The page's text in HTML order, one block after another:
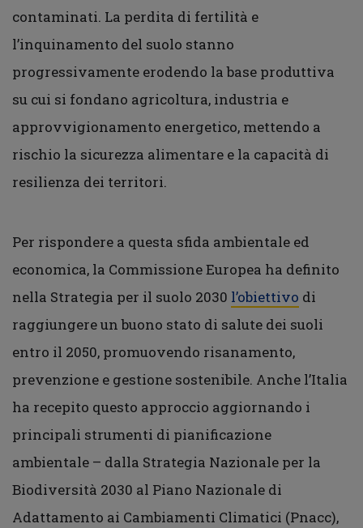
contaminati. La perdita di fertilità e
l’inquinamento del suolo stanno
progressivamente erodendo la base produttiva
su cui si fondano agricoltura, industria e
approvvigionamento energetico, mettendo a
rischio la sicurezza alimentare e la capacità di
resilienza dei territori.
Per rispondere a questa sfida ambientale ed
economica, la Commissione Europea ha definito
nella Strategia per il suolo 2030 l’obiettivo di
raggiungere un buono stato di salute dei suoli
entro il 2050, promuovendo risanamento,
prevenzione e gestione sostenibile. Anche l’Italia
ha recepito questo approccio aggiornando i
principali strumenti di pianificazione
ambientale – dalla Strategia Nazionale per la
Biodiversità 2030 al Piano Nazionale di
Adattamento ai Cambiamenti Climatici (Pnacc),